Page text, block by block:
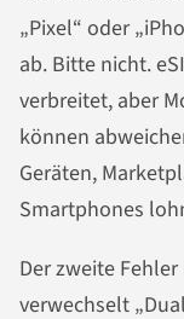
„Pixel“ oder
ab. Bitte nicht.
verbreitet, aber
können
Geräten,
Smartphones
Der zweite
verwechselt